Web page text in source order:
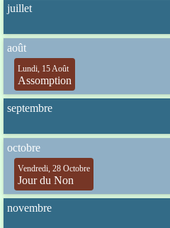
juillet
août
Lundi, 15 Août
Assomption
septembre
octobre
Vendredi, 28 Octobre
Jour du Non
novembre